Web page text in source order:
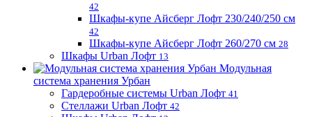
42
Шкафы-купе Айсберг Лофт 230/240/250 см
42
Шкафы-купе Айсберг Лофт 260/270 см 28
Шкафы Urban Лофт 13
Модульная
система хранения Урбан
Гардеробные системы Urban Лофт 41
Стеллажи Urban Лофт 42